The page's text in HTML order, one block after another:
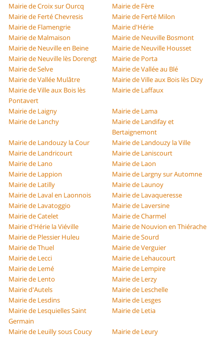
Mairie de Croix sur Ourcq
Mairie de Fère
Mairie de Ferté Chevresis
Mairie de Ferté Milon
Mairie de Flamengrie
Mairie d'Hérie
Mairie de Malmaison
Mairie de Neuville Bosmont
Mairie de Neuville en Beine
Mairie de Neuville Housset
Mairie de Neuville lès Dorengt
Mairie de Porta
Mairie de Selve
Mairie de Vallée au Blé
Mairie de Vallée Mulâtre
Mairie de Ville aux Bois lès Dizy
Mairie de Ville aux Bois lès
Pontavert
Mairie de Laffaux
Mairie de Laigny
Mairie de Lama
Mairie de Lanchy
Mairie de Landifay et
Bertaignemont
Mairie de Landouzy la Cour
Mairie de Landouzy la Ville
Mairie de Landricourt
Mairie de Laniscourt
Mairie de Lano
Mairie de Laon
Mairie de Lappion
Mairie de Largny sur Automne
Mairie de Latilly
Mairie de Launoy
Mairie de Laval en Laonnois
Mairie de Lavaqueresse
Mairie de Lavatoggio
Mairie de Laversine
Mairie de Catelet
Mairie de Charmel
Mairie d'Hérie la Viéville
Mairie de Nouvion en Thiérache
Mairie de Plessier Huleu
Mairie de Sourd
Mairie de Thuel
Mairie de Verguier
Mairie de Lecci
Mairie de Lehaucourt
Mairie de Lemé
Mairie de Lempire
Mairie de Lento
Mairie de Lerzy
Mairie d'Autels
Mairie de Leschelle
Mairie de Lesdins
Mairie de Lesges
Mairie de Lesquielles Saint
Germain
Mairie de Letia
Mairie de Leuilly sous Coucy
Mairie de Leury